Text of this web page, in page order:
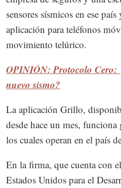
sensores sísmicos en ese
aplicación para teléfonos
movimiento telúrico.
OPINIÓN: Protocolo Cero:
nuevo sismo?
La aplicación Grillo,
desde hace un mes,
los cuales operan en el país
En la firma, que cuenta con
Estados Unidos para el